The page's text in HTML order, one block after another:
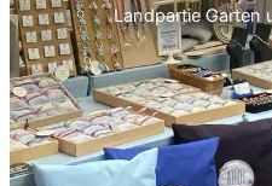
Landpartie Garten